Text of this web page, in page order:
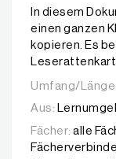
In diesem
einen ganzen
kopieren. Es
Umfang/Länge:
Aus:
Fächer: alle